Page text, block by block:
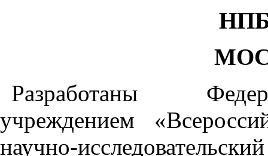
Разработаны
учреждением
научно-